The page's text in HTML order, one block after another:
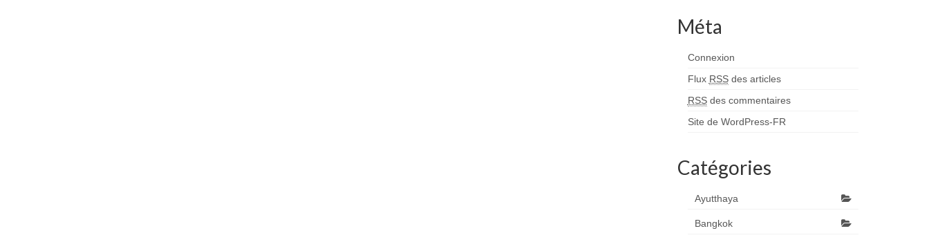
Méta
Connexion
Flux RSSdes articles
RSSdes commentaires
Site de WordPress-FR
Catégories
Ayutthaya
Bangkok